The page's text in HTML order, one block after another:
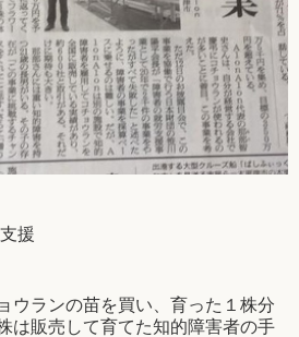
援
ウランの苗を買い、育った１株分
は販売して育てた知的障害者の手